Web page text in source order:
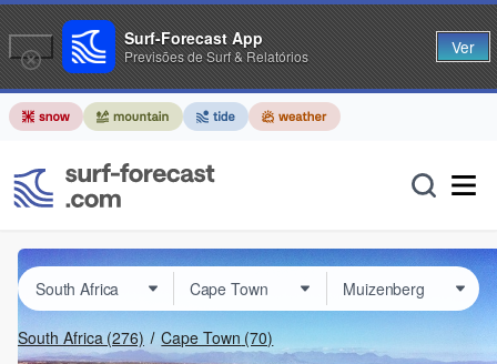
South Africa (276) Cape Town(70)
Surf-Forecast App
Previsões de Surf & Relatórios Ver